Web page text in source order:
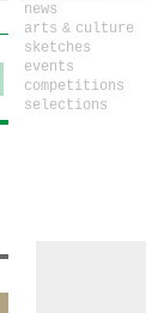
news
arts & culture
sketches
events
competitions
selections